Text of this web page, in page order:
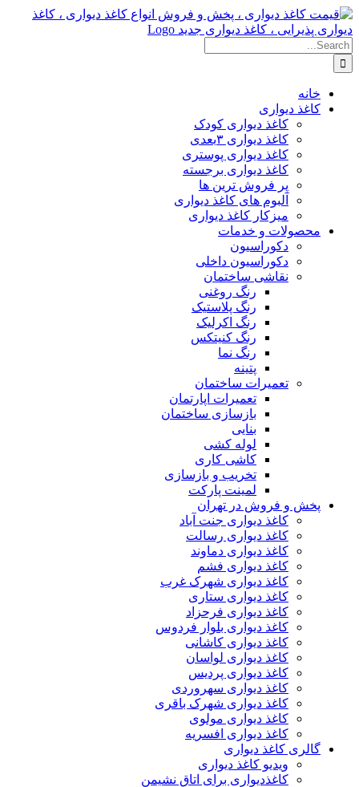
Skip
to
content
Search
for:
خانه
کاغذ دیواری
کاغذ دیواری کودک
کاغذ دیواری ۳بعدی
کاغذ دیواری پوستری
کاغذ دیواری برجسته
پر فروش ترین ها
آلبوم های کاغذ دیواری
میزکار کاغذ دیواری
محصولات و خدمات
دکوراسیون
دکوراسیون داخلی
نقاشی ساختمان
رنگ روغنی
رنگ پلاستیک
رنگ اکرلیک
رنگ کنیتکس
رنگ نما
پتینه
تعمیرات ساختمان
تعمیرات اپارتمان
بازسازی ساختمان
بنایی
لوله کشی
کاشی کاری
تخریب و بازسازی
لمینت پارکت
پخش و فروش در تهران
کاغذ دیواری جنت آباد
کاغذ دیواری رسالت
کاغذ دیواری دماوند
کاغذ دیواری فشم
کاغذ دیواری شهرک غرب
کاغذ دیواری ستاری
کاغذ دیواری فرحزاد
کاغذ دیواری بلوار فردوس
کاغذ دیواری کاشانی
کاغذ دیواری لواسان
کاغذ دیواری پردیس
کاغذ دیواری سهروردی
کاغذ دیواری شهرک باقری
کاغذ دیواری مولوی
کاغذ دیواری افسریه
گالری کاغذ دیواری
ویدیو کاغذ دیواری
کاغذدیواری برای اتاق نشیمن